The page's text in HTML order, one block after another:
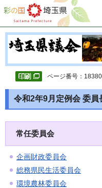
彩の国 埼玉県
ページ番号：
令和2年9月定例会 委員
常任委員会
企画財政委員会
総務県民生活委員会
環境農林委員会